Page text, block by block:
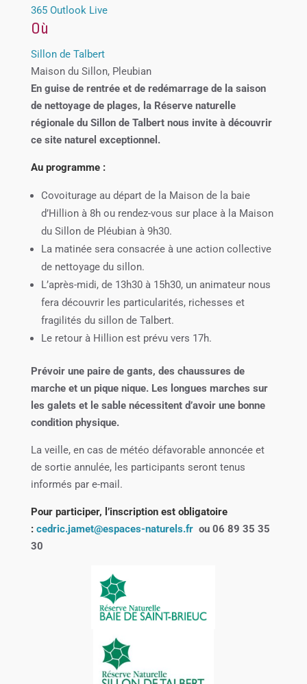
365 Outlook Live
Où
Sillon de Talbert
Maison du Sillon, Pleubian
En guise de rentrée et de redémarrage de la saison
de nettoyage de plages, la Réserve naturelle
régionale du Sillon de Talbert nous invite à découvrir
ce site naturel exceptionnel.
Au programme :
Covoiturage au départ de la Maison de la baie
d’Hillion à 8h ou rendez-vous sur place à la Maison
du Sillon de Pléubian à 9h30.
La matinée sera consacrée à une action collective
de nettoyage du sillon.
L’après-midi, de 13h30 à 15h30, un animateur nous
fera découvrir les particularités, richesses et
fragilités du sillon de Talbert.
Le retour à Hillion est prévu vers 17h.
Prévoir une paire de gants, des chaussures de
marche et un pique nique. Les longues marches sur
les galets et le sable nécessitent d’avoir une bonne
condition physique.
La veille, en cas de météo défavorable annoncée et
de sortie annulée, les participants seront tenus
informés par e-mail.
Pour participer, l’inscription est obligatoire
: cedric.jamet@espaces-naturels.frou 06 89 35 35
30